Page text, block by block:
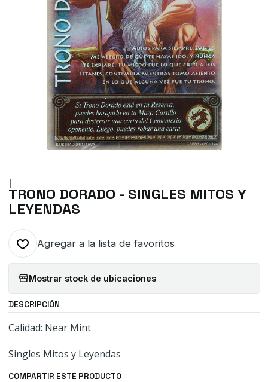
|
TRONO DORADO - SINGLES MITOS Y
LEYENDAS
Agregar a la lista de favoritos
Mostrar stock de ubicaciones
DESCRIPCIÓN
Calidad: Near Mint
Singles Mitos y Leyendas
COMPARTIR ESTE PRODUCTO